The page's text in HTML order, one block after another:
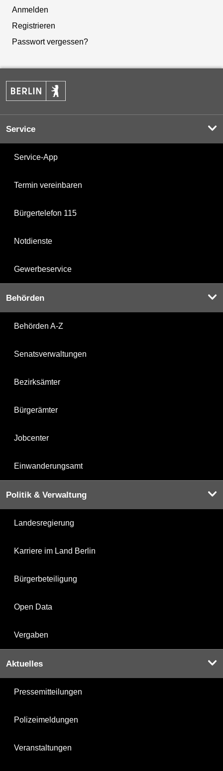
Anmelden
Registrieren
Passwort vergessen?
Service
Service-App
Termin vereinbaren
Bürgertelefon 115
Notdienste
Gewerbeservice
Behörden
Behörden A-Z
Senatsverwaltungen
Bezirksämter
Bürgerämter
Jobcenter
Einwanderungsamt
Politik & Verwaltung
Landesregierung
Karriere im Land Berlin
Bürgerbeteiligung
Open Data
Vergaben
Aktuelles
Pressemitteilungen
Polizeimeldungen
Veranstaltungen